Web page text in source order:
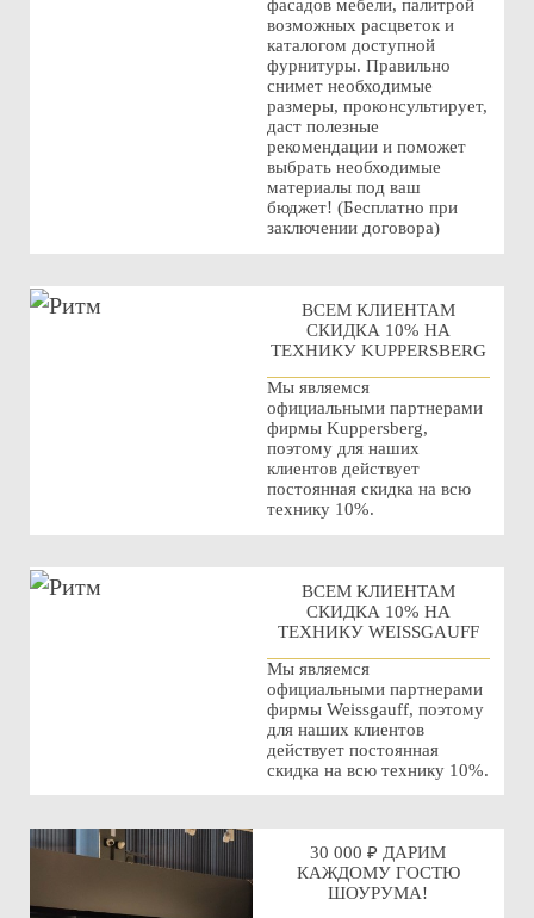
фасадов мебели, палитрой
возможных расцветок и
каталогом доступной
фурнитуры. Правильно
снимет необходимые
размеры, проконсультирует,
даст полезные
рекомендации и поможет
выбрать необходимые
материалы под ваш
бюджет! (Бесплатно при
заключении договора)
ВСЕМ КЛИЕНТАМ
СКИДКА 10% НА
ТЕХНИКУ KUPPERSBERG
Мы являемся
официальными партнерами
фирмы Kuppersberg,
поэтому для наших
клиентов действует
постоянная скидка на всю
технику 10%.
ВСЕМ КЛИЕНТАМ
СКИДКА 10% НА
ТЕХНИКУ WEISSGAUFF
Мы являемся
официальными партнерами
фирмы Weissgauff, поэтому
для наших клиентов
действует постоянная
скидка на всю технику 10%.
30 000 ₽ ДАРИМ
КАЖДОМУ ГОСТЮ
ШОУРУМА!